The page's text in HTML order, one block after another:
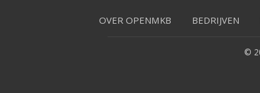
OVER OPENMKB BEDRIJVEN
©